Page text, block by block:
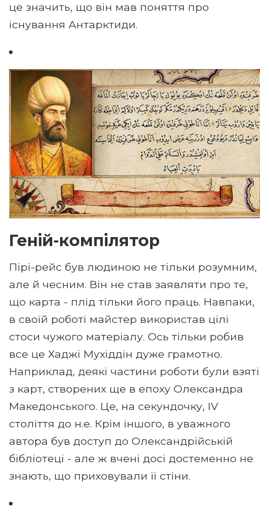
це значить, що він мав поняття про
існування Антарктиди.
Геній-компілятор
Пірі-рейс був людиною не тільки розумним,
але й чесним. Він не став заявляти про те,
що карта - плід тільки його праць. Навпаки,
в своїй роботі майстер використав цілі
стоси чужого матеріалу. Ось тільки робив
все це Хаджі Мухіддін дуже грамотно.
Наприклад, деякі частини роботи були взяті
з карт, створених ще в епоху Олександра
Македонського. Це, на секундочку, IV
століття до н.е. Крім іншого, в уважного
автора був доступ до Олександрійській
бібліотеці - але ж вчені досі достеменно не
знають, що приховували її стіни.